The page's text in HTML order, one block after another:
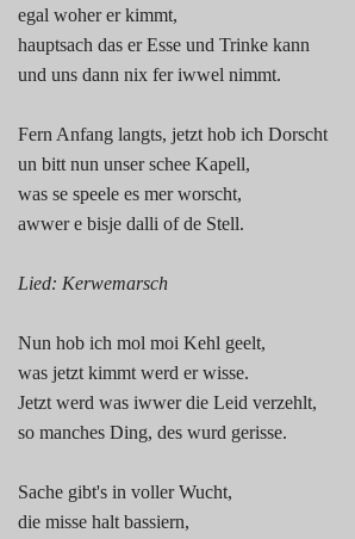
egal woher er kimmt,
hauptsach das er Esse und Trinke kann
und uns dann nix fer iwwel nimmt.
Fern Anfang langts, jetzt hob ich Dorscht
un bitt nun unser schee Kapell,
was se speele es mer worscht,
awwer e bisje dalli of de Stell.
Lied: Kerwemarsch
Nun hob ich mol moi Kehl geelt,
was jetzt kimmt werd er wisse.
Jetzt werd was iwwer die Leid verzehlt,
so manches Ding, des wurd gerisse.
Sache gibt's in voller Wucht,
die misse halt bassiern,